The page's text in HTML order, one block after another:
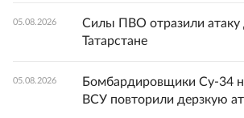
05.08.2026
Силы ПВО отразили атаку
Татарстане
05.08.2026
Бомбардировщики Су-34
ВСУ повторили дерзкую